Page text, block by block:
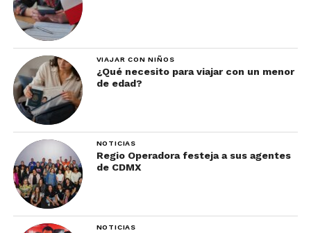
VIAJAR CON NIÑOS
¿Qué necesito para viajar con un menor
de edad?
NOTICIAS
Regio Operadora festeja a sus agentes
de CDMX
NOTICIAS